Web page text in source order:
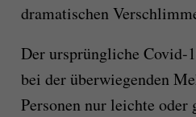
dramatischen
Der ursprüngliche Covid-
bei der überwiegenden
Personen nur leichte oder